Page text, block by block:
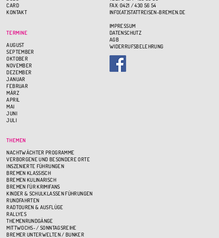
CARD
KONTAKT
TERMINE
AUGUST
SEPTEMBER
OKTOBER
NOVEMBER
DEZEMBER
JANUAR
FEBRUAR
MÄRZ
APRIL
MAI
JUNI
JULI
THEMEN
NACHTWÄCHTER PROGRAMME
VERBORGENE UND BESONDERE ORTE
INSZENIERTE FÜHRUNGEN
BREMEN KLASSISCH
BREMEN KULINARISCH
BREMEN FÜR KRIMIFANS
KINDER & SCHULKLASSEN FÜHRUNGEN
RUNDFAHRTEN
RADTOUREN & AUSFLÜGE
RALLYES
THEMENRUNDGÄNGE
MITTWOCHS- / SONNTAGSREIHE
BREMER UNTERWELTEN / BUNKER
FAX: 0421 / 430 56 54
INFO(AT)STATTREISEN-BREMEN.DE
IMPRESSUM
DATENSCHUTZ
AGB
WIDERRUFSBELEHRUNG